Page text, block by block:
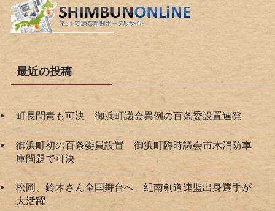
最近の投稿
町長問責も可決 御浜町議会異例の百条委設置連発
御浜町初の百条委員設置 御浜町臨時議会市木消防車
庫問題で可決
松岡、鈴木さん全国舞台へ 紀南剣道連盟出身選手が
大活躍